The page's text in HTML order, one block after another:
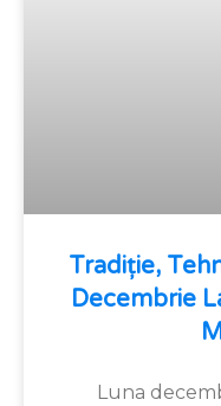
Tradiție,
Decembrie
Luna